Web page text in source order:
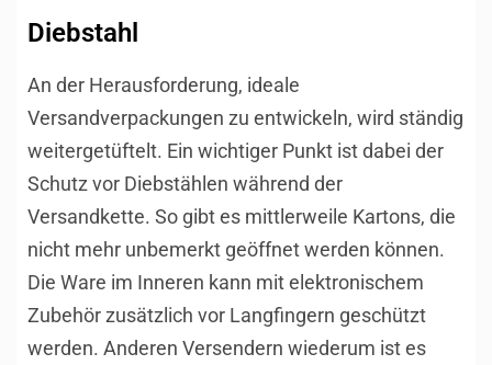
Diebstahl
An der Herausforderung, ideale
Versandverpackungen zu entwickeln, wird ständig
weitergetüftelt. Ein wichtiger Punkt ist dabei der
Schutz vor Diebstählen während der
Versandkette. So gibt es mittlerweile Kartons, die
nicht mehr unbemerkt geöffnet werden können.
Die Ware im Inneren kann mit elektronischem
Zubehör zusätzlich vor Langfingern geschützt
werden. Anderen Versendern wiederum ist es